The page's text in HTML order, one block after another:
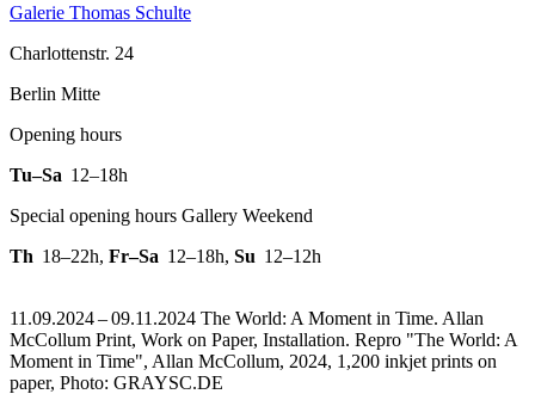
Galerie Thomas Schulte
Charlottenstr. 24
Berlin Mitte
Opening hours
Tu–Sa 12–18h
Special opening hours Gallery Weekend
Th 18–22h, Fr–Sa 12–18h, Su 12–12h
11.09.2024 – 09.11.2024 The World: A Moment in Time. Allan
McCollum Print, Work on Paper, Installation. Repro "The World: A
Moment in Time", Allan McCollum, 2024, 1,200 inkjet prints on
paper, Photo: GRAYSC.DE